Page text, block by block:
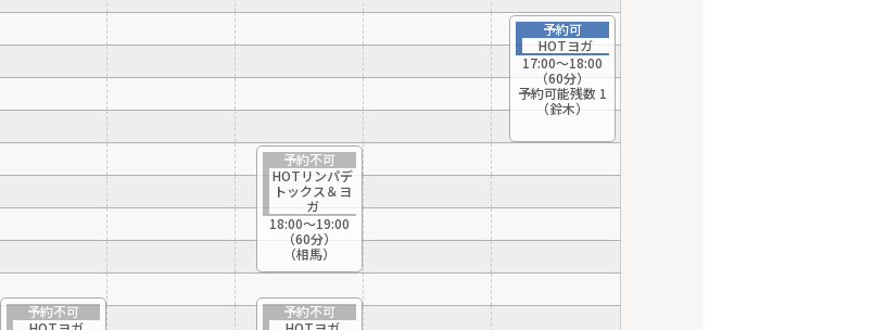
予約不可
予約不可
HOTリンパデ
トックス＆ヨ
ガ
18:00〜19:00
（60分）
（相馬）
予約不可
予約可
HOTヨガ
17:00〜18:00
（60分）
予約可能残数 1
（鈴木）
version of this website will be
translated mechanically, so it may
not be an accurate translation.
The translation may differ from the
original content. We ask that you
fully understand this before using
the service.
Automatic translation start